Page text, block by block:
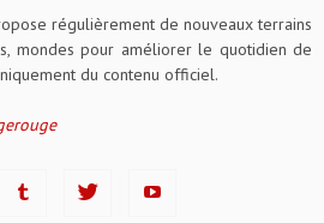
régulièrement de nouveaux terrains
mondes pour améliorer le quotidien de
du contenu officiel.